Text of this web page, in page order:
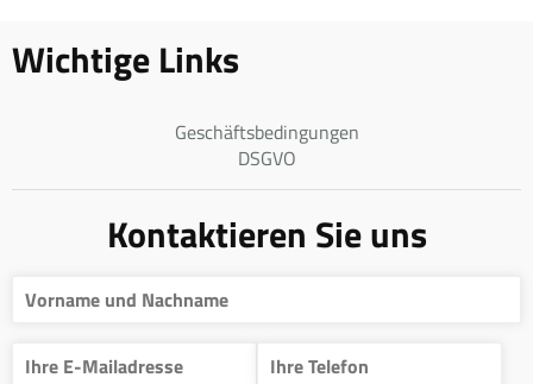
Wichtige Links
Geschäftsbedingungen
DSGVO
Kontaktieren Sie uns